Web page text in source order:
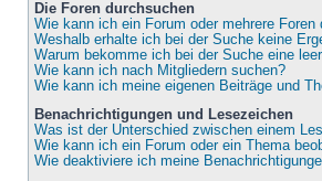
Die Foren durchsuchen
Wie kann ich ein Forum oder mehrere Foren
Weshalb erhalte ich bei der Suche keine
Warum bekomme ich bei der Suche eine
Wie kann ich nach Mitgliedern suchen?
Wie kann ich meine eigenen Beiträge und
Benachrichtigungen und Lesezeichen
Was ist der Unterschied zwischen einem
Wie kann ich ein Forum oder ein Thema
Wie deaktiviere ich meine